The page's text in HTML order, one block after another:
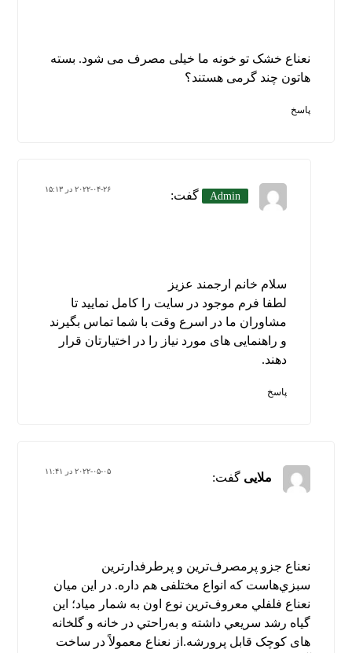
نعناع خشک تو خونه ما خیلی مصرف می شود. بسته
هاتون چند گرمی هستند؟
پاسخ
Admin گفت: ۲۰۲۲-۰۴-۲۶ در ۱۵:۱۳
سلام خانم ارجمند عزیز
لطفا فرم موجود در سایت را کامل نمایید تا
مشاوران ما در اسرع وقت با شما تماس بگیرند
و راهنمایی های مورد نیاز را در اختیارتان قرار
دهند.
پاسخ
ملایی گفت: ۲۰۲۲-۰۵-۰۵ در ۱۱:۴۱
نعناع جزو پرمصرف‌ترين و پرطرفدارترين
سبزي‌هاست كه انواع مختلفی هم داره. در این میان
نعناع فلفلي معروف‌ترین نوع اون به شمار میاد؛ این
گیاه رشد سريعي داشته و به‌راحتي در خانه و گلخانه
های کوچک قابل پرورشه.از نعناع معمولاً در ساخت